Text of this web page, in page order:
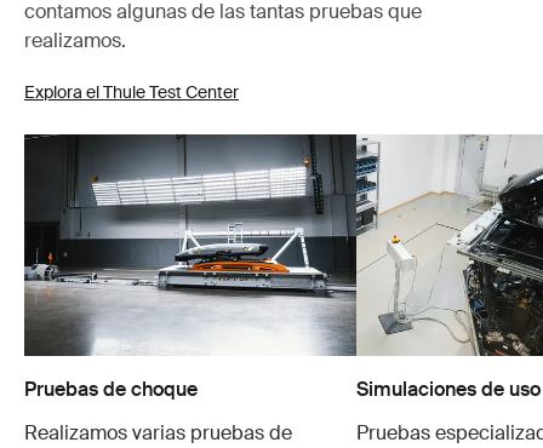
contamos algunas de las tantas pruebas que
realizamos.
Explora el Thule Test Center
Pruebas de choque
Realizamos varias pruebas de
Simulaciones de
Pruebas